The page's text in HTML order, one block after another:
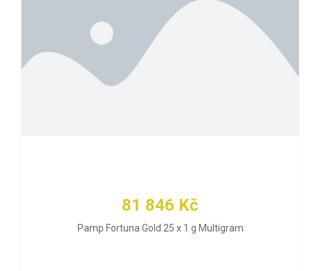
81 846 Kč
Pamp Fortuna Gold 25 x 1 g Multigram